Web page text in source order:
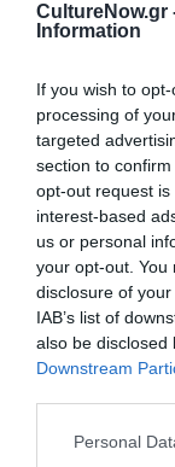
CultureNow.gr
Information
If you wish to
processing of
targeted
section to
opt-out request
interest-based
us or personal
your opt-out. You
disclosure of
IAB’s list of
also be disclosed
Downstream
Personal
Μέγαρο
Μέγαρο
Eισιτήρια:
7 €
210 72 82
Public